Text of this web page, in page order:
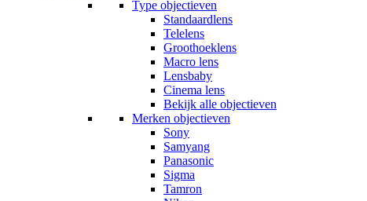
Type objectieven
Standaardlens
Telelens
Groothoeklens
Macro lens
Lensbaby
Cinema lens
Bekijk alle objectieven
Merken objectieven
Sony
Samyang
Panasonic
Sigma
Tamron